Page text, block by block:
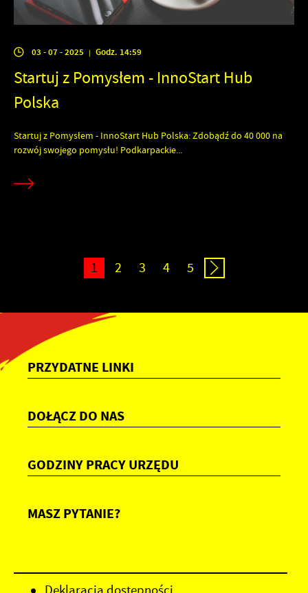
03 - 07 - 2025 | Godz. 14:59
Startuj z Pomysłem - InnoStart Hub
Polska
Startuj z Pomysłem - InnoStart Hub Polska: Zdobądź do 40 000 na
rozwój swojego pomysłu! Podkarpackie...
1 2 3 4 5
PRZYDATNE LINKI
DOŁĄCZ DO NAS
GODZINY PRACY URZĘDU
MASZ PYTANIE?